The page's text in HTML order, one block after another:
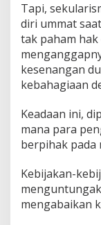
Tapi,
diri ummat
tak paham
kesenangan
kebahagiaan
Keadaan ini,
mana para
berpihak pada
Kebijakan-
mengabaikan